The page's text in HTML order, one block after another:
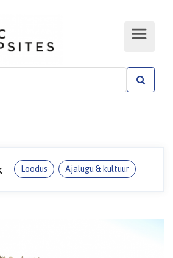
Loodus Ajalugu & kultuur